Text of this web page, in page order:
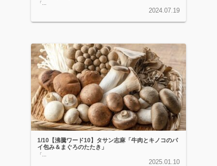
「...
2024.07.19
1/10【沸騰ワード10】タサン志麻「牛肉とキノコのパ
イ包み＆まぐろのたたき」
「...
2025.01.10